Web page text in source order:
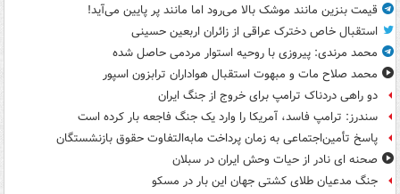
قیمت بنزین مانند موشک بالا می‌رود اما مانند پر پایین می‌آید!
استقبال خاص دخترک عراقی از زائران اربعین حسینی
محمد مرندی: پیروزی با روحیه استوار مردمی حاصل شده
محمد صلاح مات و مبهوت استقبال هواداران ترابزون اسپور
دو راهی دردناک ترامپ برای خروج از جنگ ایران
سندرز: ترامپ فاسد، آمریکا را وارد یک جنگ فاجعه بار کرده است
پاسخ تأمین‌اجتماعی به زمان پرداخت مابه‌التفاوت حقوق بازنشستگان
صحنه ای نادر از حیات وحش ایران در سبلان
جنگ مدعیان طلای کشتی جهان این بار در مسکو